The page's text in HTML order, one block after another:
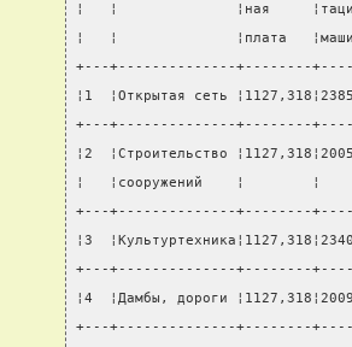
¦   ¦              ¦ная     ¦тация
¦   ¦              ¦плата
+---+--------------+--------
¦1  ¦Открытая сеть
+---+--------------+--------
¦2  ¦Строительство
¦   ¦сооружений    ¦
+---+--------------+--------
¦3
+---+--------------+--------
¦4  ¦Дамбы, дороги
+---+--------------+--------